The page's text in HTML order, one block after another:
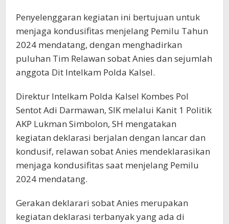
Penyelenggaran kegiatan ini bertujuan untuk
menjaga kondusifitas menjelang Pemilu Tahun
2024 mendatang, dengan menghadirkan
puluhan Tim Relawan sobat Anies dan sejumlah
anggota Dit Intelkam Polda Kalsel.
Direktur Intelkam Polda Kalsel Kombes Pol
Sentot Adi Darmawan, SIK melalui Kanit 1 Politik
AKP Lukman Simbolon, SH mengatakan
kegiatan deklarasi berjalan dengan lancar dan
kondusif, relawan sobat Anies mendeklarasikan
menjaga kondusifitas saat menjelang Pemilu
2024 mendatang.
Gerakan deklarari sobat Anies merupakan
kegiatan deklarasi terbanyak yang ada di